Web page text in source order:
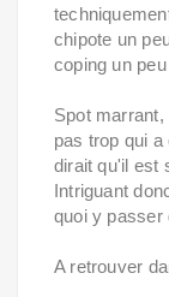
chipote un
coping un
Spot
pas trop qui a
dirait qu'il est
Intriguant
quoi y passer
A retrouver